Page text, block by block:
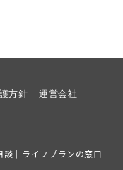
方針 運営会社
｜ライフプランの窓口